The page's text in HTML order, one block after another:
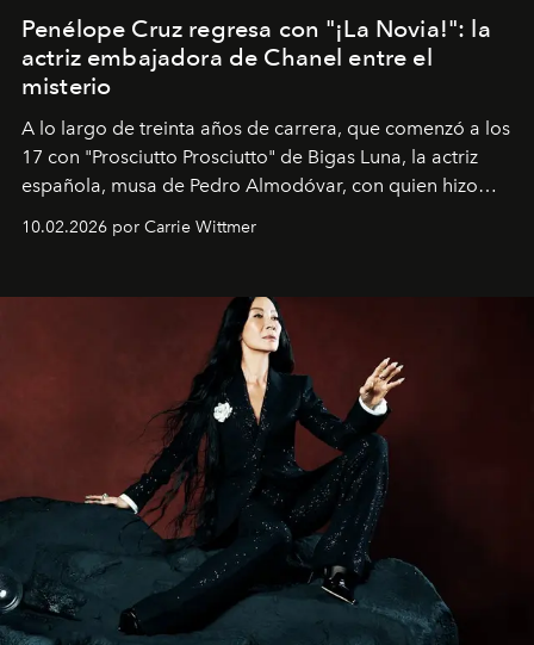
Penélope Cruz regresa con "¡La Novia!": la
actriz embajadora de Chanel entre el
misterio
A lo largo de treinta años de carrera, que comenzó a los
17 con "Prosciutto Prosciutto" de Bigas Luna, la actriz
española, musa de Pedro Almodóvar, con quien hizo
Barcelona", ha dividido su tiempo entre Europa y
dirigida por Maggie Gyllenhaal.
10.02.2026 por Carrie Wittmer